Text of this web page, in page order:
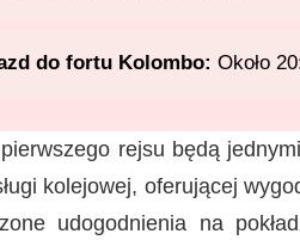
do fortu Kolombo: Około
rejsu będą
kolejowej, oferującej
udogodnienia na